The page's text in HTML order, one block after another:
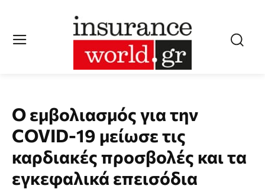
Ο εμβολιασμός για την
COVID-19 μείωσε τις
καρδιακές προσβολές και τα
εγκεφαλικά επεισόδια